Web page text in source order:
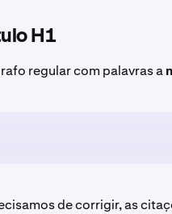
H1
regular com palavras a
de corrigir, as